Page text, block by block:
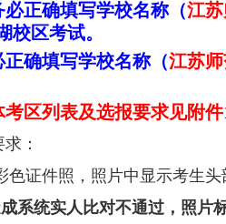
正确填写学校名称（江
区考试。
确填写学校名称（江苏
区列表及选报要求见附件
：
色证件照，照片中显示考生
系统实人比对不通过，照